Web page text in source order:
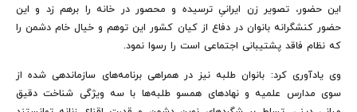
این حضور، تصویر زن ایرانیِ ترسیده و محصور در خانه را برهم زد و این
حضور کنشگرانه بانوان در دفاع از کیان کشور این توهم و خیال خام دشمن را
که نظام فاقد پشتیبانی اجتماعی است را رسوا نمود.
وی یادآوری کرد: بانوان طلبه نیز در همراهی برنامه‌های سازماندهی شده از
سوی مدارس علمیه و نهادهای همسو طلبه‌ها با سه ویژگی شناخت دقیق